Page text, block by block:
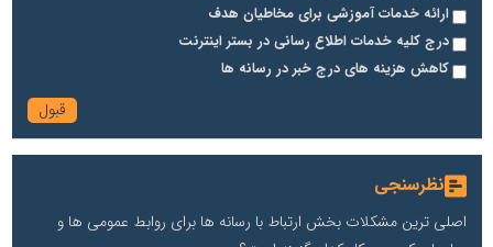
ارائه خدمات آموزشی برای مخاطیان هدف
درج کلیه خدمات اطلاع رسانی در بستر اینترنت
کاهش هزینه های درج خبر در رسانه ها
نظرسنجی
اصلی ترین مشکلات بخش ارتباط با رسانه ها برای روابط عمومی ها و